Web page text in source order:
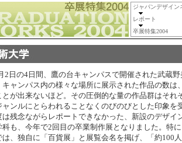
ジャパンデザイン
レポート
卒展特集2004
2日の4日間、鷹の台キャンパスで開催された武蔵野
ャンパス内の様々な場所に展示された作品の数は
とが出来ないほど。その圧倒的な量の作品群はそれ
ンルにとらわれることなくのびのびとした印象を
は残念ながらレポートできなかった、新設のデザイ
も、今年で2回目の卒業制作展となりました。特
、独自に「百貨展」と展覧会名を掲げ、「約100